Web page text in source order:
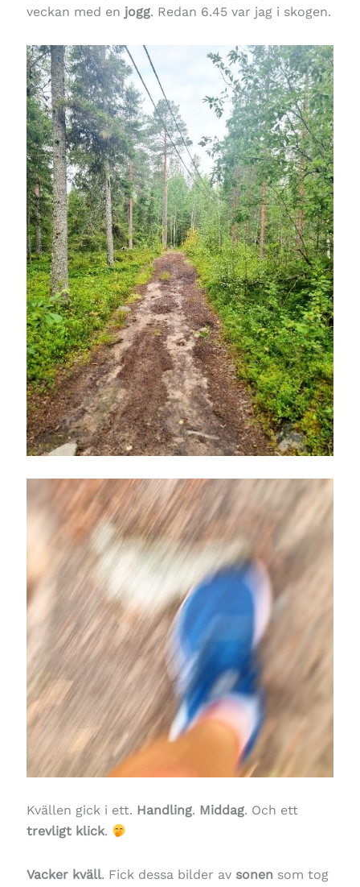
veckan med en jogg. Redan 6.45 var jag i skogen.
Kvällen gick i ett. Handling. Middag. Och ett
trevligt klick.
Vacker kväll. Fick dessa bilder av sonen som tog